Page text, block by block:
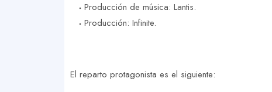
Producción de música: Lantis.
Producción: Infinite.
El reparto protagonista es el siguiente: